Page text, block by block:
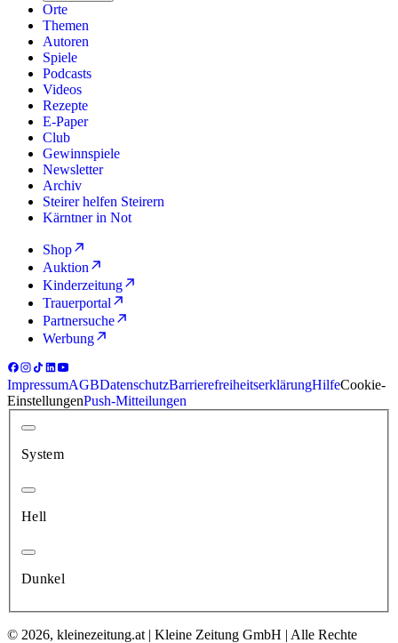
Orte
Themen
Autoren
Spiele
Podcasts
Videos
Rezepte
E-Paper
Club
Gewinnspiele
Newsletter
Archiv
Steirer helfen Steirern
Kärntner in Not
Shop
Auktion
Kinderzeitung
Trauerportal
Partnersuche
Werbung
ImpressumAGBDatenschutzBarrierefreiheitserklärungHilfeCookie-
EinstellungenPush-Mitteilungen
System
Hell
Dunkel
© 2026, kleinezeitung.at | Kleine Zeitung GmbH | Alle Rechte